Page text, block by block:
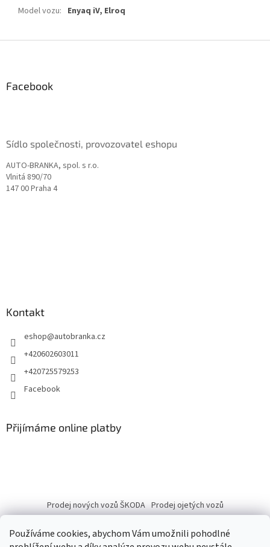
Používáme cookies, abychom Vám umožnili pohodlné
Model vozu: Enyaq iV, Elroq
Facebook
Sídlo společnosti, provozovatel eshopu
AUTO-BRANKA, spol. s r.o.
Vlnitá 890/70
147 00 Praha 4
Kontakt
eshop@autobranka.cz
+420602603011
+420725579253
Facebook
Přijímáme online platby
Prodej nových vozů ŠKODA Prodej ojetých vozů